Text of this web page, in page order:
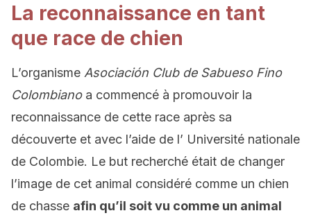
La reconnaissance en tant
que race de chien
L’organisme Asociación Club de Sabueso Fino
Colombiano a commencé à promouvoir la
reconnaissance de cette race après sa
découverte et avec l’aide de l’ Université nationale
de Colombie. Le but recherché était de changer
l’image de cet animal considéré comme un chien
de chasse afin qu’il soit vu comme un animal